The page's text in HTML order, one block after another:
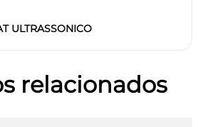
ULTRASSONICO
relacionados